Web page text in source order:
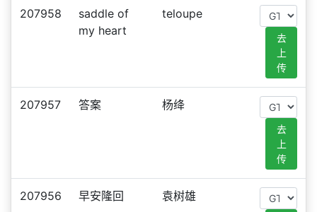
207958
saddle of
my heart
teloupe
去
上
传
207957 答案 杨绛
去
上
传
207956 早安隆回 袁树雄